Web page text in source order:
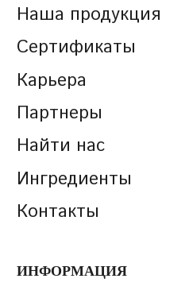
Наша продукция
Сертификаты
Карьера
Партнеры
Найти нас
Ингредиенты
Контакты
ИНФОРМАЦИЯ